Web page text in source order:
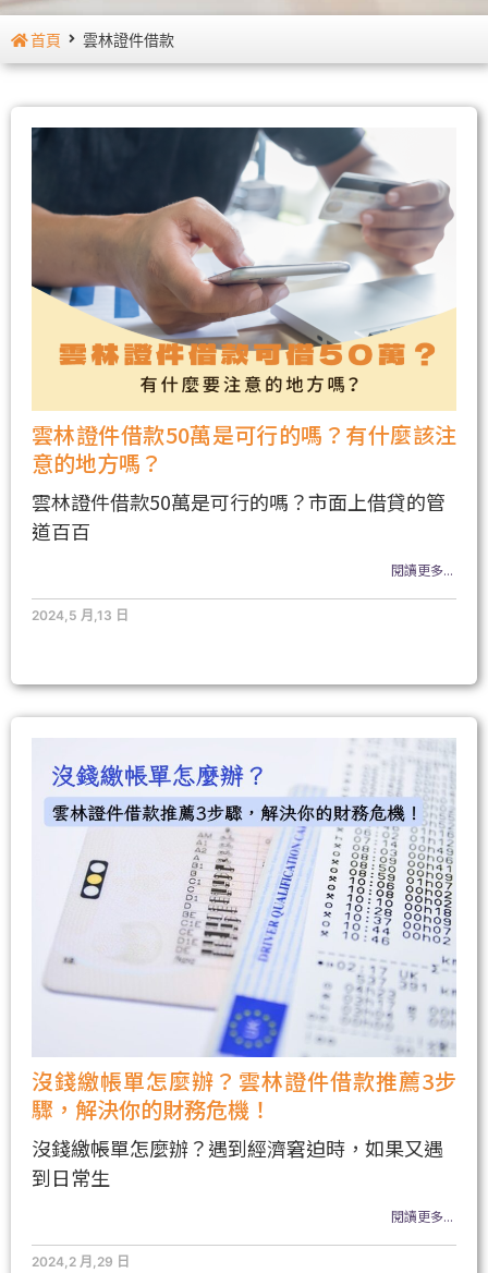
首頁 雲林證件借款
雲林證件借款50萬是可行的嗎？有什麼該注
意的地方嗎？
雲林證件借款50萬是可行的嗎？市面上借貸的管
道百百
閱讀更多...
2024,5 月,13 日
沒錢繳帳單怎麼辦？雲林證件借款推薦3步
驟，解決你的財務危機！
沒錢繳帳單怎麼辦？遇到經濟窘迫時，如果又遇
到日常生
閱讀更多...
2024,2 月,29 日